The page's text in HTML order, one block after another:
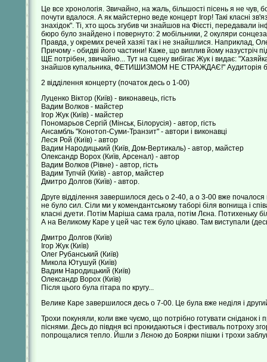
Це все хронологія. Звичайно, на жаль, більшості пісень я не
почути вдалося. А як майстерно веде концерт Ігор! Такі класні
знахідок". Ті, хто щось згубив чи знайшов на Фієсті, передавали
бюро було знайдено і повернуто: 2 мобільники, 2 окуляри
Правда, у окремих речей хазяї так і не знайшлися. Наприклад,
Причому - обидві його частини! Каже, що виплив йому назустріч
ЩЕ потрібен, звичайно... Тут на сцену вибігає Жук і видає:
знайшов купальника, ФЕТИШИЗМОМ НЕ СТРАЖДАЄ!" Аудиторія
2 відділення концерту (початок десь о 1-00)
Луценко Віктор (Київ) - виконавець, гість
Вадим Волков - майстер
Ігор Жук (Київ) - майстер
Пономарьов Сергій (Мінськ, Білорусія) - автор, гість
Ансамбль "Конотоп-Суми-Транзит" - автори і виконавці
Леся Рой (Київ) - автор
Вадим Народицький (Київ, Дом-Вертикаль) - автор, майстер
Олександр Ворох (Київ, Арсенал) - автор
Вадим Волков (Рівне) - автор, гість
Вадим Тупчій (Київ) - автор, майстер
Дмитро Долгов (Київ) - автор.
Друге відділення завершилося десь о 2-40, а о 3-00 вже
не було сил. Сіли ми у комендантському таборі біля вогнища і
класні дуети. Потім Маріша сама грала, потім Лєна. Потихеньку
А на Великому Каре у цей час теж було цікаво. Там виступали
Дмитро Долгов (Київ)
Ігор Жук (Київ)
Олег Рубанський (Київ)
Микола Ютушуй (Київ)
Вадим Народицький (Київ)
Олександр Ворох (Київ)
Після цього була гітара по кругу...
Велике Каре завершилося десь о 7-00. Це була вже неділя і
Трохи покуняли, коли вже чуємо, що потрібно готувати сніданок
піснями. Десь до півдня всі прокидаються і фестиваль потроху
попрощалися тепло. Йшли з Лєною до Боярки пішки і трохи